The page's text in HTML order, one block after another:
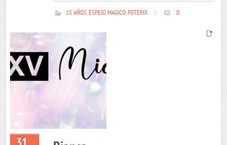
15 AÑOS,ESPEJO MAGICO,FOTERIX 0